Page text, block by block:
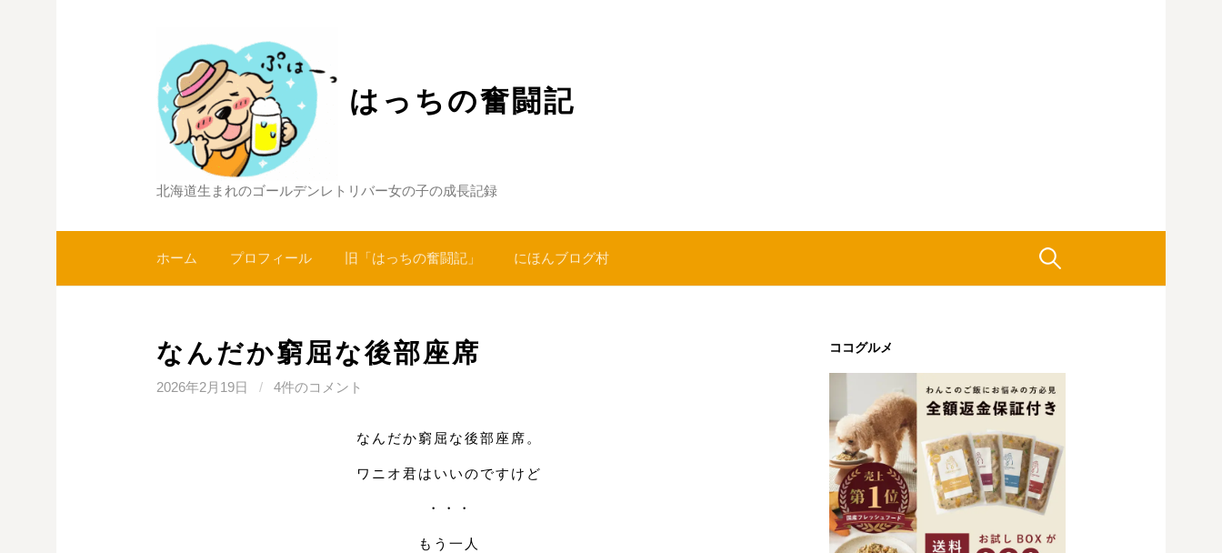
プ
はっちの奮闘記
北海道生まれのゴールデンレトリバー女の子の成長記録
ホーム プロフィール 旧「はっちの奮闘記」 にほんブログ村 検
なんだか窮屈な後部座席
2026年2月19日 / 4件のコメント
なんだか窮屈な後部座席。
ワニオ君はいいのですけど
・・・
もう一人
ココグルメ